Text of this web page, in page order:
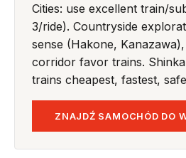
Cities: use excellent train/
3/ride). Countryside
sense (Hakone,
corridor favor trains.
trains cheapest, fastest,
ZNAJDŹ SAMOCHÓD DO